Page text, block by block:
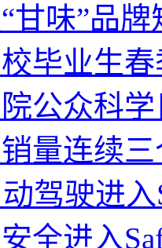
甘味”品
毕业生
公众科
量连续
驾驶进
全进入